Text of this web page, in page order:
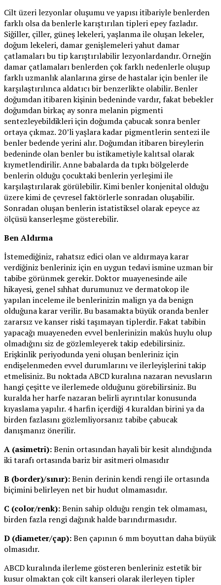
Cilt üzeri lezyonlar oluşumu ve yapısı itibariyle benlerden
farklı olsa da benlerle karıştırılan tipleri epey fazladır.
Siğiller, çiller, güneş lekeleri, yaşlanma ile oluşan lekeler,
doğum lekeleri, damar genişlemeleri yahut damar
çatlamaları bu tip karıştırılabilir lezyonlardandır. Örneğin
damar çatlamaları benlerden çok farklı nedenlerle oluşup
farklı uzmanlık alanlarına girse de hastalar için benler ile
karşılaştırılınca aldatıcı bir benzerlikte olabilir. Benler
doğumdan itibaren kişinin bedeninde vardır, fakat bebekler
doğumdan birkaç ay sonra melanin pigmenti
sentezleyebildikleri için doğumda çabucak sonra benler
ortaya çıkmaz. 20’li yaşlara kadar pigmentlerin sentezi ile
benler bedende yerini alır. Doğumdan itibaren bireylerin
bedeninde olan benler bu istikametiyle kalıtsal olarak
kıymetlendirilir. Anne babalarda da tıpkı bölgelerde
benlerin olduğu çocuktaki benlerin yerleşimi ile
karşılaştırılarak görülebilir. Kimi benler konjenital olduğu
üzere kimi de çevresel faktörlerle sonradan oluşabilir.
Sonradan oluşan benlerin istatistiksel olarak epeyce az
ölçüsü kanserleşme gösterebilir.
Ben Aldırma
İstemediğiniz, rahatsız edici olan ve aldırmaya karar
verdiğiniz benleriniz için en uygun tedavi ismine uzman bir
tabibe görünmek gerekir. Doktor muayenesinde aile
hikayesi, genel sıhhat durumunuz ve dermatokop ile
yapılan inceleme ile benlerinizin malign ya da benign
olduğuna karar verilir. Bu basamakta büyük oranda benler
zararsız ve kanser riski taşımayan tiplerdir. Fakat tabibin
yapacağı muayeneden evvel benlerinizin makûs huylu olup
olmadığını siz de gözlemleyerek takip edebilirsiniz.
Erişkinlik periyodunda yeni oluşan benleriniz için
endişelenmeden evvel durumlarını ve ilerleyişlerini takip
etmelisiniz. Bu noktada ABCD kuralına nazaran nevusların
hangi çeşitte ve ilerlemede olduğunu görebilirsiniz. Bu
kuralda her harfe nazaran belirli ayrıntılar konusunda
kıyaslama yapılır. 4 harfin içerdiği 4 kuraldan birini ya da
birden fazlasını gözlemliyorsanız tabibe çabucak
danışmanız önerilir.
A (asimetri):Benin ortasından hayali bir kesit alındığında
iki tarafı ortasında bariz bir asitmeri olmasıdır
B (border)/sınır):Benin derinin kendi rengi ile ortasında
biçimini belirleyen net bir hudut olmamasıdır.
C (color/renk):Benin sahip olduğu rengin tek olmaması,
birden fazla rengi dağınık halde barındırmasıdır.
D (diameter/çap):Ben çapının 6 mm boyuttan daha büyük
olmasıdır.
ABCD kuralında ilerleme gösteren benleriniz estetik bir
kusur olmaktan çok cilt kanseri olarak ilerleyen tipler